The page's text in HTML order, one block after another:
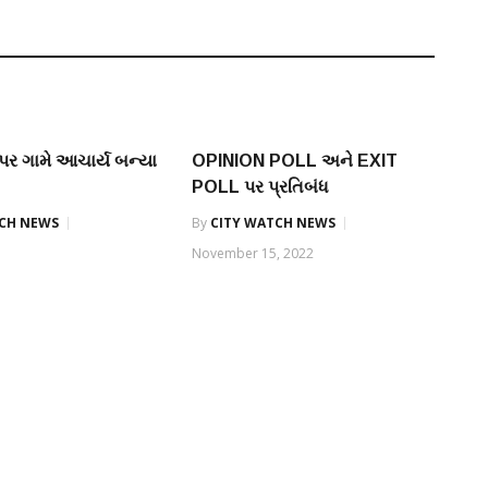
ગામે આચાર્ય બન્યા
NEWS
OPINION POLL અને EXIT
POLL પર પ્રતિબંધ
By CITY WATCH NEWS
November 15, 2022